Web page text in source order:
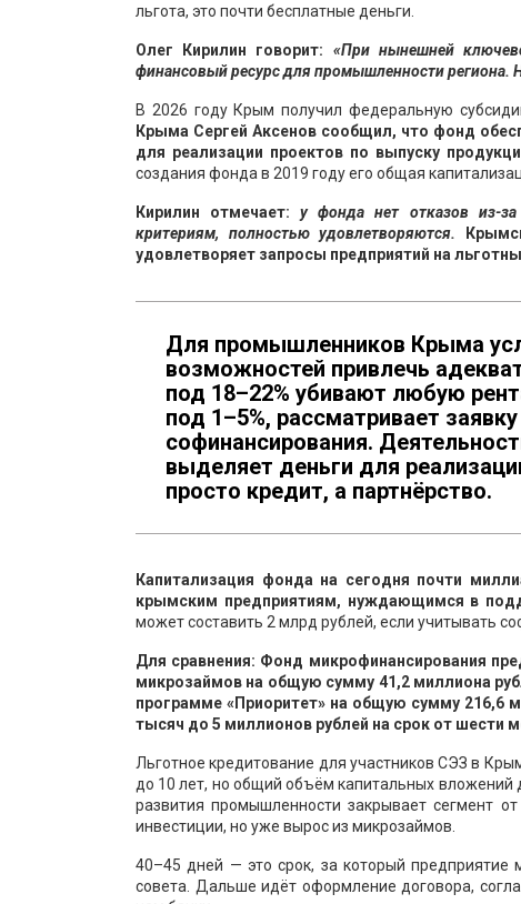
льгота, это почти бесплатные деньги.
Олег Кирилин говорит:
«При нынешней
финансовый ресурс для промышленности региона.
В 2026 году Крым получил федеральную
Крыма Сергей Аксенов сообщил, что фонд
для реализации проектов по выпуску
создания фонда в 2019 году его общая
Кирилин отмечает:
у фонда нет отказов из-за
критериям, полностью удовлетворяются.
удовлетворяет запросы предприятий на
Для промышленников Крыма
возможностей привлечь
под 18–22% убивают любую
под 1–5%, рассматривает
софинансирования.
выделяет деньги для
просто кредит, а партнёрство.
Капитализация фонда на сегодня почти
крымским предприятиям, нуждающимся в
может составить 2 млрд рублей, если учитывать
Для сравнения: Фонд микрофинансирования
микрозаймов на общую сумму 41,2 миллиона
программе «Приоритет» на общую сумму 216,6
тысяч до 5 миллионов рублей на срок от шести
Льготное кредитование для участников СЭЗ в
до 10 лет, но общий объём капитальных
развития промышленности закрывает сегмент
инвестиции, но уже вырос из микрозаймов.
40–45 дней — это срок, за который предприятие
совета. Дальше идёт оформление договора,